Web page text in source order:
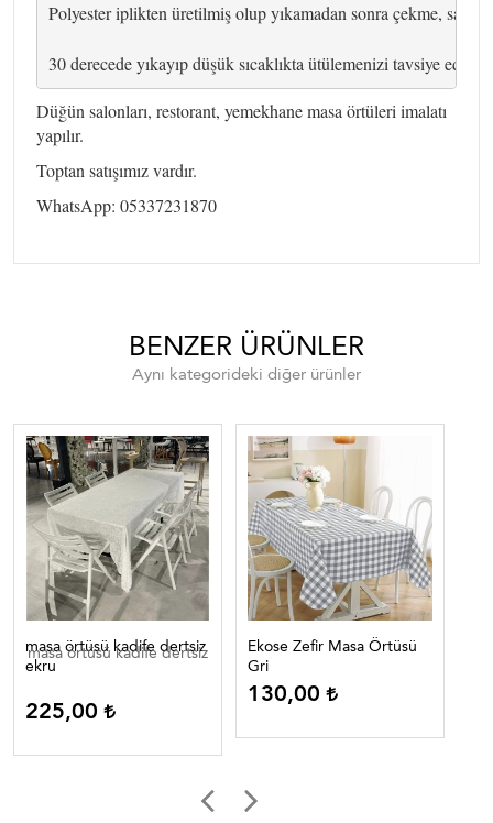
Polyester iplikten üretilmiş olup yıkamadan sonra çekme,
30 derecede yıkayıp düşük sıcaklıkta ütülemenizi tavsiye ederiz.
Düğün salonları, restorant, yemekhane masa örtüleri imalatı
yapılır.
Toptan satışımız vardır.
WhatsApp: 05337231870
BENZER ÜRÜNLER
Aynı kategorideki diğer ürünler
masa örtüsü kadife dertsiz
ekru
masa örtüsü kadife dertsiz
225,00
Ekose Zefir Masa Örtüsü
Gri
130,00